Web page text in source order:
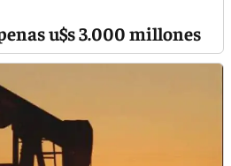
u$s 3.000 millones